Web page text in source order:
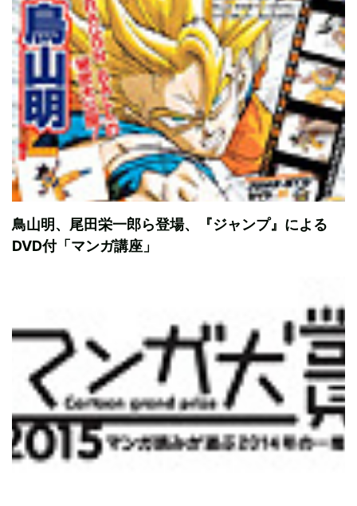
鳥山明、尾田栄一郎ら登場、『ジャンプ』による
DVD付「マンガ講座」